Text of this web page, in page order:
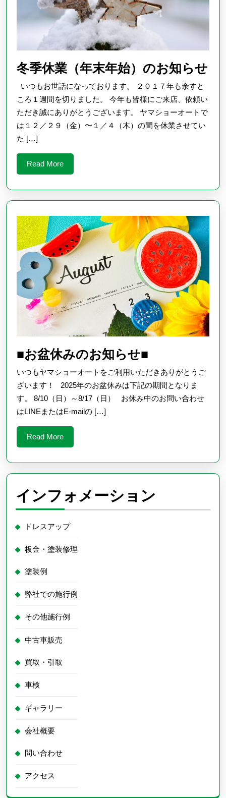
冬季休業（年末年始）のお知らせ
業
の
お
知
ら
せ
いつもお世話になっております。 ２０１７年も余すと
ころ１週間を切りました。 今年も皆様にご来店、依頼い
ただき誠にありがとうございます。 ヤマショーオートで
は１２／２９（金）〜１／４（木）の間を休業させてい
た […]
Read MoreRead
More
■お盆休みのお知らせ■
お
盆
休
知
ら
せ
いつもヤマショーオートをご利用いただきありがとうご
ざいます！ 2025年のお盆休みは下記の期間となりま
す。 8/10（日）～8/17（日） お休み中のお問い合わせ
はLINEまたはE-mailの […]
Read MoreRead
More
インフォメーション
ドレスアップ
板金・塗装修理
塗装例
弊社での施行例
その他施行例
中古車販売
買取・引取
車検
ギャラリー
会社概要
問い合わせ
アクセス